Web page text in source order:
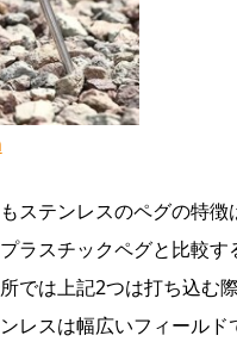
ステンレスのペグの特徴
ラスチックペグと比較す
では上記2つは打ち込む
レスは幅広いフィールド